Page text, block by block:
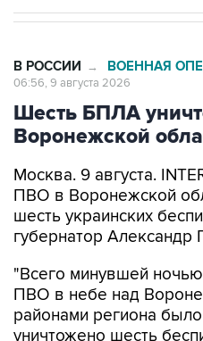
В РОССИИ → ВОЕННАЯ
06:56, 9 августа 2026
Шесть БПЛА
Воронежской
Москва. 9 августа.
ПВО в Воронежской
шесть украинских
губернатор Александр
"Всего минувшей
ПВО в небе над
районами региона
уничтожено шесть